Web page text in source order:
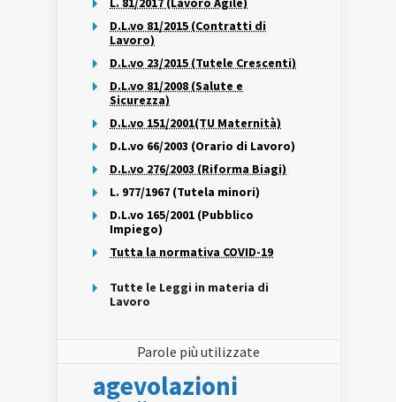
D.L.vo 81/2015 (Contratti di
Lavoro)
D.L.vo 23/2015 (Tutele Crescenti)
D.L.vo 81/2008 (Salute e
Sicurezza)
D.L.vo 151/2001(TU Maternità)
D.L.vo 66/2003 (Orario di Lavoro)
D.L.vo 276/2003 (Riforma Biagi)
L. 977/1967 (Tutela minori)
D.L.vo 165/2001 (Pubblico
Impiego)
Tutta la normativa COVID-19
Tutte le Leggi in materia di
Lavoro
Parole più utilizzate
agevolazioni